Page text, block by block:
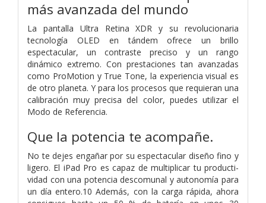
más avanzada del mundo
La pantalla Ultra Retina XDR y su revolucionaria
tecnología OLED en tándem ofrece un brillo
espectacular, un contraste preciso y un rango
dinámico extremo. Con prestaciones tan avanzadas
como ProMotion y True Tone, la experiencia visual es
de otro planeta. Y para los procesos que requieran una
calibración muy precisa del color, puedes utilizar el
Modo de Referencia.
Que la potencia te acompañe.
No te dejes engañar por su espectacular diseño fino y
ligero. El iPad Pro es capaz de multiplicar tu producti­
vidad con una potencia descomunal y autonomía para
un día entero.10 Además, con la carga rápida, ahora